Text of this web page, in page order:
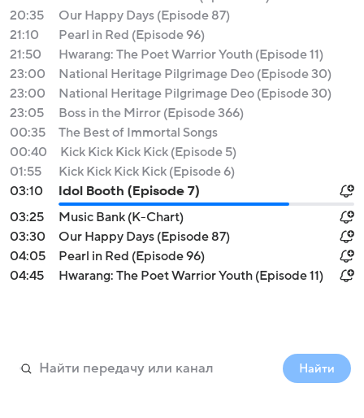
20:35
Our Happy Days (Episode 87)
21:10
Pearl in Red (Episode 96)
21:50
Hwarang: The Poet Warrior Youth (Episode 11)
23:00
National Heritage Pilgrimage Deo (Episode 30)
23:00
National Heritage Pilgrimage Deo (Episode 30)
23:05
Boss in the Mirror (Episode 366)
00:35
The Best of Immortal Songs
00:40
Kick Kick Kick Kick (Episode 5)
01:55
Kick Kick Kick Kick (Episode 6)
03:10
Idol Booth (Episode 7)
03:25
Music Bank (K-Chart)
03:30
Our Happy Days (Episode 87)
04:05
Pearl in Red (Episode 96)
04:45
Hwarang: The Poet Warrior Youth (Episode 11)
Найти